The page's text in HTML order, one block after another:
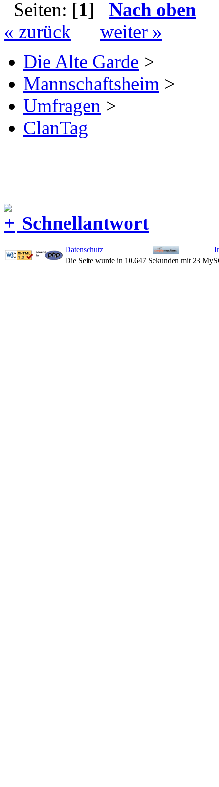
Seiten: [1] Nach oben
« zurück
weiter »
Die Alte Garde >
Mannschaftsheim >
Umfragen >
ClanTag
Schnellantwort
Datenschutz
Die Seite wurde in 10.647 Sekunden mit 23